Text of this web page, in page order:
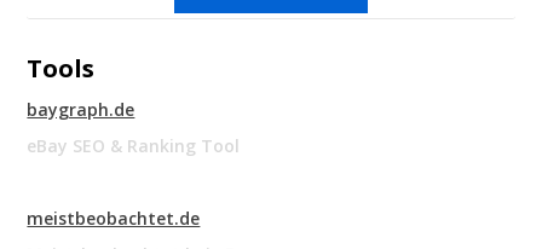
Tools
baygraph.de
eBay SEO & Ranking Tool
meistbeobachtet.de